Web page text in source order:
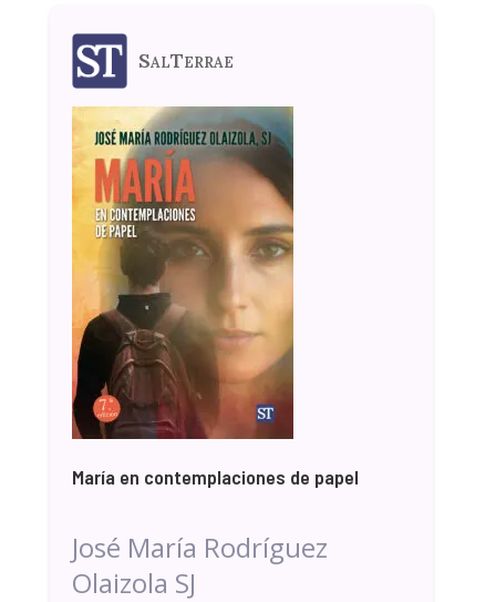
SalTerrae
María en contemplaciones de papel
José María Rodríguez
Olaizola SJ